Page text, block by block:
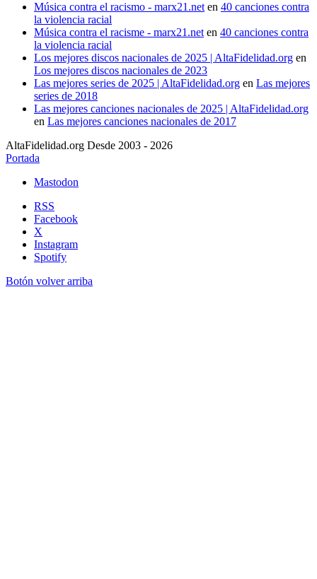
Música contra el racismo - marx21.neten 40 canciones contra
la violencia racial
Música contra el racisme - marx21.neten 40 canciones contra
la violencia racial
Los mejores discos nacionales de 2025 | AltaFidelidad.org en
Los mejores discos nacionales de 2023
Las mejores series de 2025 | AltaFidelidad.org en Las mejores
series de 2018
Las mejores canciones nacionales de 2025 | AltaFidelidad.org
en Las mejores canciones nacionales de 2017
AltaFidelidad.org Desde 2003 - 2026
Portada
Mastodon
RSS
Facebook
X
Instagram
Spotify
Botón volver arriba